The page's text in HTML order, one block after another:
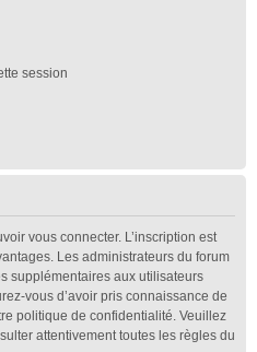
session
vous connecter. L’inscription est
Les administrateurs du forum
supplémentaires aux utilisateurs
vous d’avoir pris connaissance de
politique de confidentialité. Veuillez
attentivement toutes les règles du